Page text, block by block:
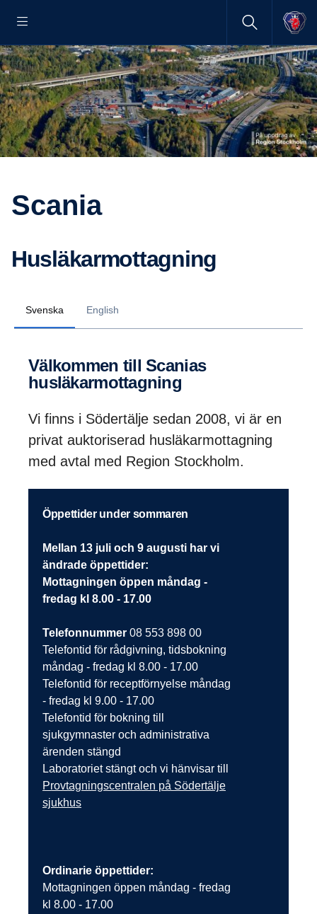
Scania
Husläkarmottagning
Svenska English
Välkommen till Scanias
husläkarmottagning
Vi finns i Södertälje sedan 2008, vi är en
privat auktoriserad husläkarmottagning
med avtal med Region Stockholm.
Öppettider under sommaren
Mellan 13 juli och 9 augusti har vi
ändrade öppettider:
Mottagningen öppen måndag -
fredag kl 8.00 - 17.00
Telefonnummer 08 553 898 00
Telefontid för rådgivning, tidsbokning
måndag - fredag kl 8.00 - 17.00
Telefontid för receptförnyelse måndag
- fredag kl 9.00 - 17.00
Telefontid för bokning till
sjukgymnaster och administrativa
ärenden stängd
Laboratoriet stängt och vi hänvisar till
Provtagningscentralen på Södertälje
sjukhus
Ordinarie öppettider:
Mottagningen öppen måndag - fredag
kl 8.00 - 17.00